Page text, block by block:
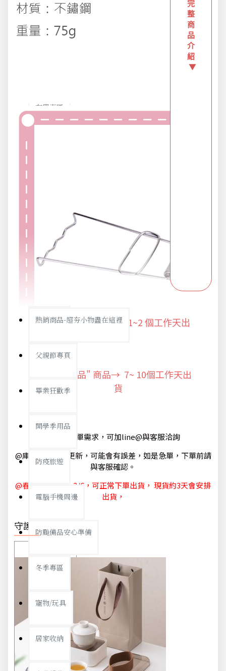
團購區-買越多省越多
布置專區
派對用品
熱銷商品-超夯小物盡在這裡
父親節專頁
畢業狂歡季
開學季用品
防疫旅遊
電腦手機周邊
防颱備品安心準備
冬季專區
寵物/玩具
居家收納
完
整
商
品
介
紹
▼
"快速出貨" 商品 → 1~2 個工作天出
"預購商品" 商品→ 7~ 10個工作天出
貨
@如有急單需求，可加line@與客服洽詢
@庫存狀態隨時更新，可能會有誤差，如是急單，下單前請
與客服確認。
@春節休節 1/29~2/6，可正常下單出貨， 現貨約3天會安排
出貨，
守護你我